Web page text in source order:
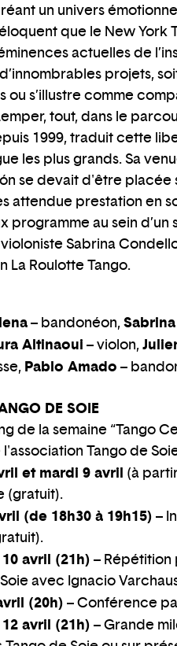
un univers
que le New York
actuelles de
projets,
ou s’illustre comme
tout, dans le
1999, traduit cette
les plus grands. Sa
se devait d'être placée
attendue prestation en
programme au sein
Sabrina
La Roulotte Tango.
– bandonéon,
Altinaoui – violon,
Pablo Amado –
DE SOIE
de la semaine “Tango
Tango de
et mardi 9 avril (à
(gratuit).
(de 18h30 à 19h15) –
avril (21h) –
avec Ignacio
(20h) – Conférence
avril (21h) – Grande